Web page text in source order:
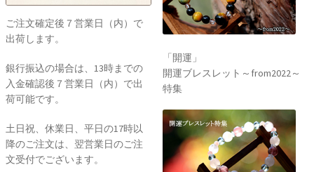
ご注文確定後７営業日（内）で
出荷します。
銀行振込の場合は、13時までの
入金確認後７営業日（内）で出
荷可能です。
土日祝、休業日、平日の17時以
降のご注文は、翌営業日のご注
文受付でございます。
「開運」
開運ブレスレット～from2022～
特集